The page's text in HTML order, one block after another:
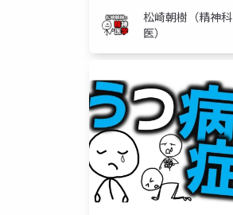
松崎朝樹（精神科
医）